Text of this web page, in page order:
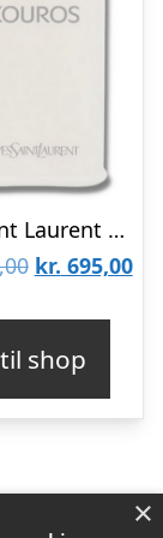
Yves Saint Laurent – Kouros – 100 ml – Edt
Den
kr. 1.050,00.
kr. 695,00
kr.
shop
×